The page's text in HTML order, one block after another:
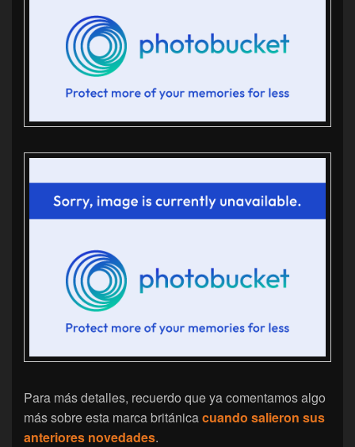
Para más detalles, recuerdo que ya comentamos algo
más sobre esta marca británicacuando salieron sus
anteriores novedades.